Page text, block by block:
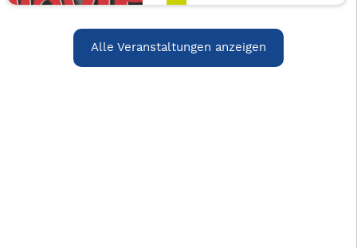
Alle Veranstaltungen anzeigen